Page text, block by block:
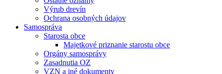
Výrub drevín
Ochrana osobných údajov
Samospráva
Starosta obce
Majetkové priznanie starostu obce
Orgány samosprávy
Zasadnutia OZ
VZN a iné dokumenty